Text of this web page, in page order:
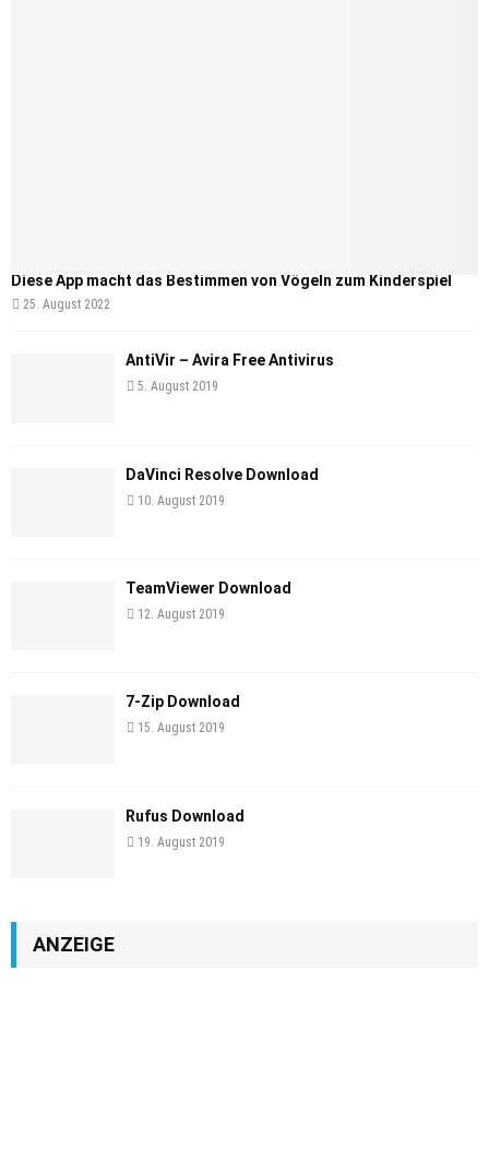
Diese App macht das Bestimmen von Vögeln zum Kinderspiel
25. August 2022
AntiVir – Avira Free Antivirus
5. August 2019
DaVinci Resolve Download
10. August 2019
TeamViewer Download
12. August 2019
7-Zip Download
15. August 2019
Rufus Download
19. August 2019
ANZEIGE